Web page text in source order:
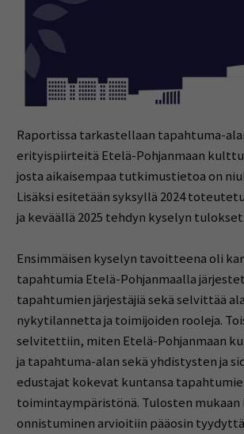
Raportissa tarkastellaan tapahtuma-
erityispiirteitä Etelä-Pohjanmaan
josta aikaisempaa tutkimustietoa on
Lisäksi esitetään syksyllä 2024
ja keväällä 2025 tehdyn kyselyn tulokset.
Ensimmäisen kyselyn tavoitteena oli
tapahtumia Etelä-Pohjanmaalla
tapahtumien järjestäjiä sekä selvittää
nykytilannetta ja toimijoiden rooleja.
selvitettiin, miten Etelä-Pohjanmaan
ja tapahtuma-alan sekä yhdistysten ja
edustajat kokevat kuntansa
toimintaympäristönä. Tulosten
onnistuminen arvioitiin pääosin